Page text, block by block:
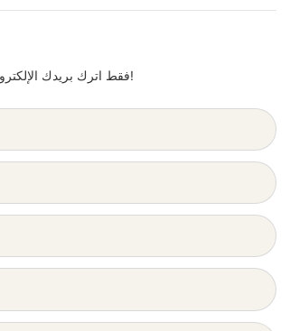
فقط اترك بريدك الإلكتروني أو رقم هاتفك في نموذج الاتصال حتى نتمكن من إرسال عرض أسعار مجاني لنا لمجموعة واسعة من التصاميم!